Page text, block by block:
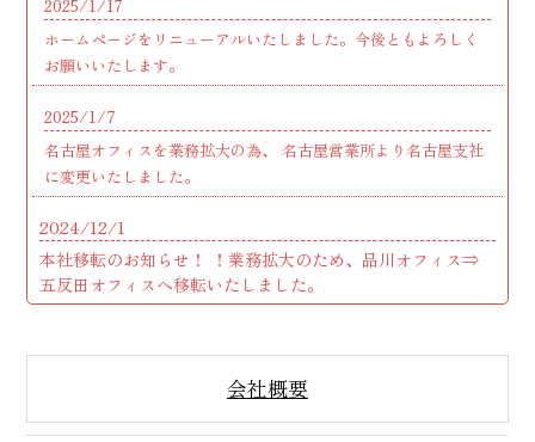
2025/1/17
ホームページをリニューアルいたしました。今後ともよろしく
お願いいたします。
2025/1/7
名古屋オフィスを業務拡大の為、 名古屋営業所より名古屋支社
に変更いたしました。
2024/12/1
本社移転のお知らせ！ ！業務拡大のため、品川オフィス⇒
五反田オフィスへ移転いたしました。
会社概要